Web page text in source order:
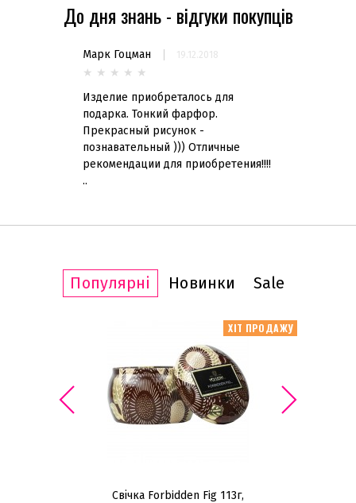
До дня знань - відгуки покупців
Марк Гоцман 19.12.2018
★ ★ ★ ★ ★
Изделие приобреталось для
подарка. Тонкий фарфор.
Прекрасный рисунок -
познавательный ))) Отличные
рекомендации для приобретения!!!!
..
Популярні Новинки Sale
ХІТ ПРОДАЖУ
Свічка Forbidden Fig 113г,